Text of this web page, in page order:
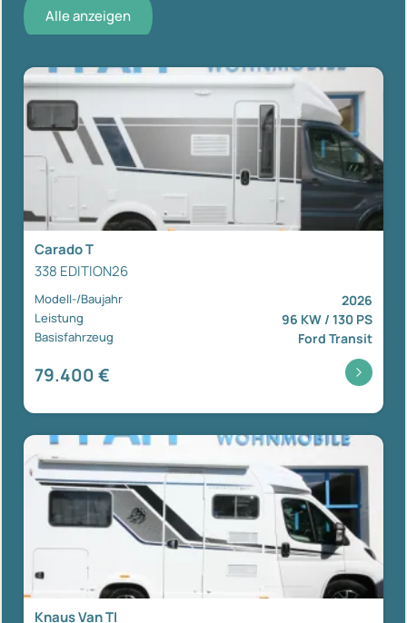
Alle anzeigen
Carado T
338 EDITION26
Modell-/Baujahr 2026
Leistung 96 KW / 130 PS
Basisfahrzeug Ford Transit
79.400 €
Knaus Van TI